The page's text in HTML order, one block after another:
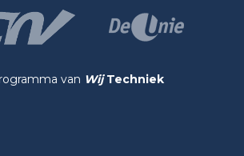
van Wij Techniek